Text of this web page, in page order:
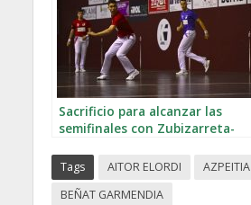
Sacrificio para alcanzar las
semifinales con Zubizarreta-
memorial Goñi
Tags AITOR ELORDI
AZPEITIA
BEÑAT GARMENDIA